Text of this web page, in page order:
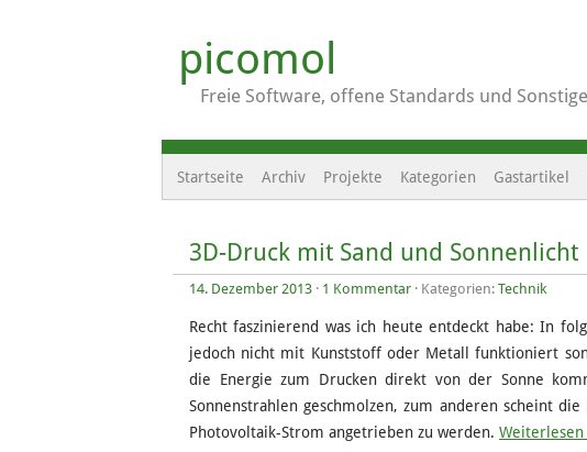
picomol
Freie Software, offene Standards und
Startseite Archiv Projekte Kategorien Gastartikel
3D-Druck mit Sand und Sonnenlicht
14. Dezember 2013 · 1 Kommentar · Kategorien: Technik
Recht faszinierend was ich heute entdeckt habe: In
jedoch nicht mit Kunststoff oder Metall funktioniert
die Energie zum Drucken direkt von der Sonne
Sonnenstrahlen geschmolzen, zum anderen scheint
Photovoltaik-Strom angetrieben zu werden. Weiterlesen